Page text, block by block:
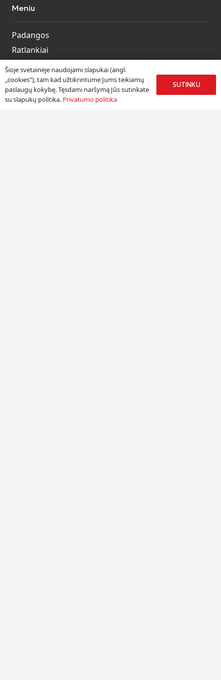
Meniu
Padangos
Ratlankiai
Kitos prekės
Paslaugos
Šioje svetainėje naudojami slapukai (angl.
„cookies“), tam kad užtikrintume Jums teikiamų
paslaugų kokybę. Tęsdami naršymą Jūs sutinkate
su slapukų politika. Privatumo politika
SUTINKU